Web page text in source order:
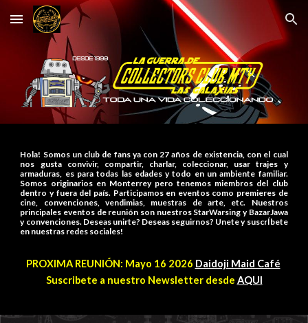
Skip to main content Skip to navigation
Hola! Somos un club de fans ya con 27 años de existencia, con el cual
nos gusta convivir, compartir, charlar, coleccionar, usar trajes y
armaduras, es para todas las edades y todo en un ambiente familiar.
Somos originarios en Monterrey pero tenemos miembros del club
dentro y fuera del país. Participamos en eventos como premieres de
cine, convenciones, vendimias, muestras de arte, etc. Nuestros
principales eventos de reunión son nuestros StarWarsing y BazarJawa
y convenciones. Deseas unirte? Deseas seguirnos? Unete y suscrÍbete
en nuestras redes sociales!
PROXIMA REUNIÓN: Mayo 16 2026 Daidoji Maid Café
Suscribete a nuestro Newsletter desde AQUI